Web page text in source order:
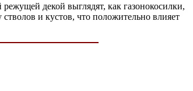
декой выглядят, как газонокосилки,
и кустов, что положительно влияет